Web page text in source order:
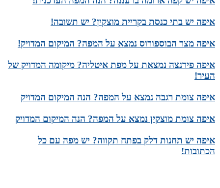
איפה יש בתי כנסת בקריית מוצקין? יש תשובה!
איפה מצר הבוספורוס נמצא על המפה? המיקום המדויק!
איפה פירנצה נמצאת על מפת איטליה? מיקומה המדויק של
העיר!
איפה צומת רגבה נמצא על המפה? הנה המיקום המדויק
איפה צומת מוצקין נמצא על המפה? הנה המיקום המדויק
איפה יש תחנות דלק בפתח תקווה? יש מפה עם כל
הכתובות!